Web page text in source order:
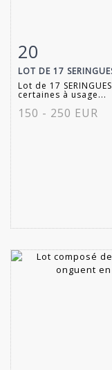
Item detail
20
LOT DE 17
Lot de 17
certaines à usage...
150 - 250 EUR